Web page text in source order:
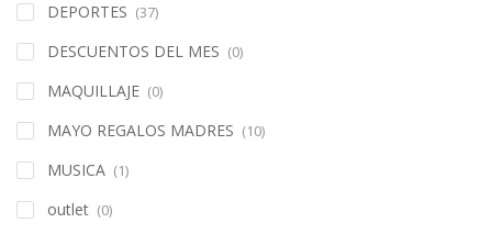
DEPORTES (37)
DESCUENTOS DEL MES (0)
MAQUILLAJE (0)
MAYO REGALOS MADRES (10)
MUSICA (1)
outlet (0)